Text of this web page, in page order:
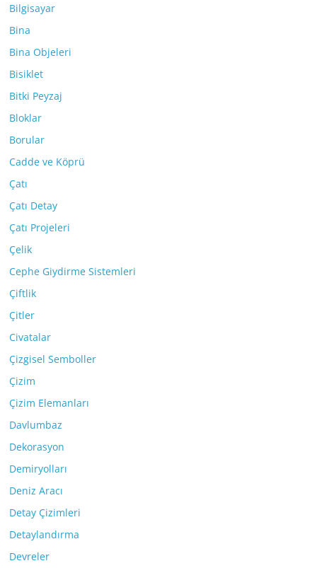
Bilgisayar
Bina
Bina Objeleri
Bisiklet
Bitki Peyzaj
Bloklar
Borular
Cadde ve Köprü
Çatı
Çatı Detay
Çatı Projeleri
Çelik
Cephe Giydirme Sistemleri
Çiftlik
Çitler
Civatalar
Çizgisel Semboller
Çizim
Çizim Elemanları
Davlumbaz
Dekorasyon
Demiryolları
Deniz Aracı
Detay Çizimleri
Detaylandırma
Devreler